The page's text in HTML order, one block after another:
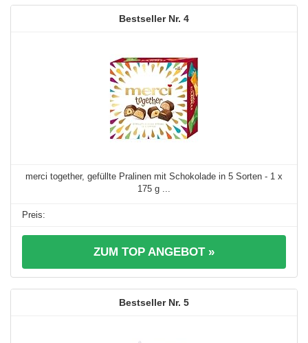
4
merci together, gefüllte Pralinen mit Schokolade in 5 Sorten - 1 x
175 g ...
ZUM TOP ANGEBOT »
5